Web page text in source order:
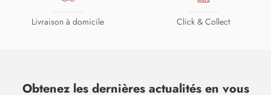
Livraison à domicile Click & Collect
Obtenez les dernières actualités en vous